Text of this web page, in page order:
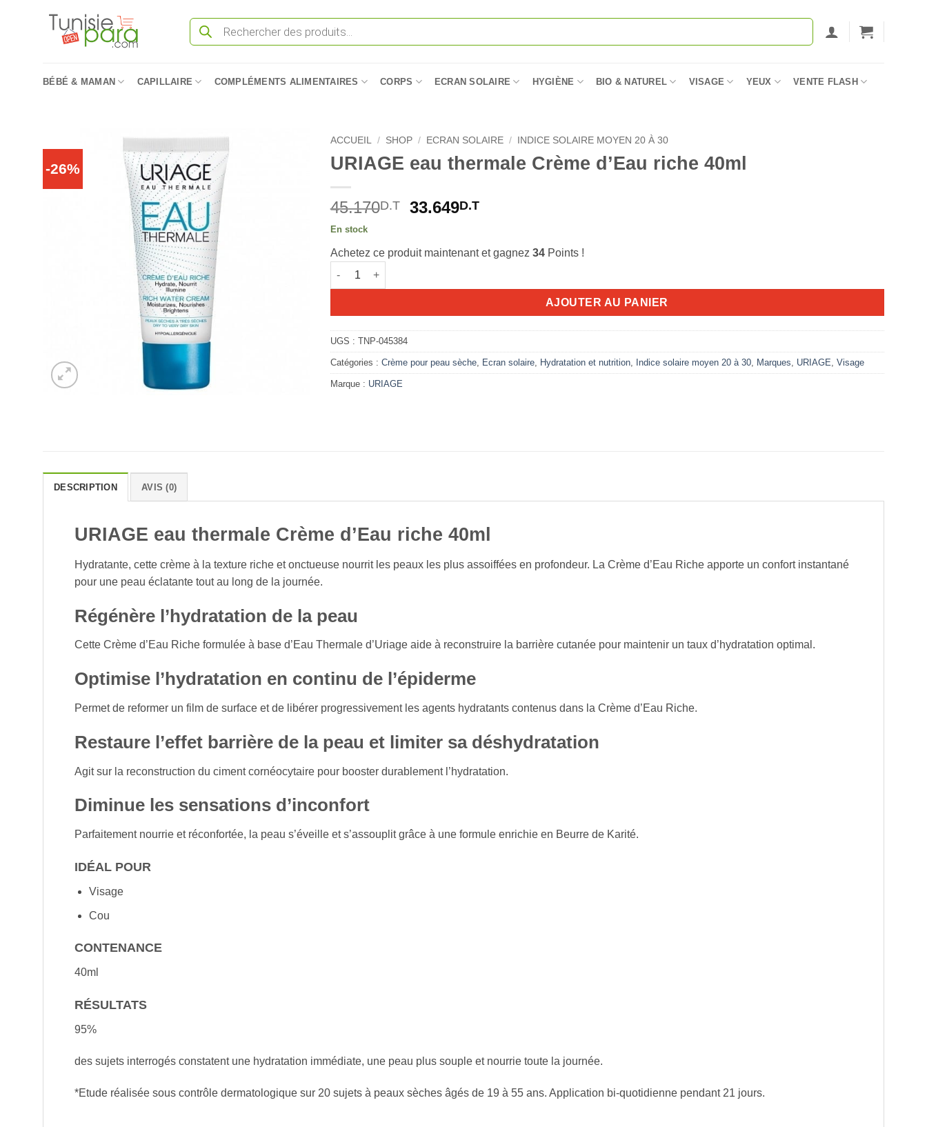
Recherche
produits
BÉBÉ & MAMAN CAPILLAIRE COMPLÉMENTS ALIMENTAIRES CORPS ECRAN SOLAIRE HYGIÈNE BIO & NATUREL VISAGE YEUX VENTE FLASH
-26%
ACCUEIL / SHOP / ECRAN SOLAIRE / INDICE SOLAIRE MOYEN 20 À 30
URIAGE eau thermale Crème d’Eau riche 40ml
45.170D.T
Le
était :
33.649D.TLe
est :
En stock
Achetez ce produit maintenant et gagnez 34Points !
quantité de URIAGE eau thermale Crème d'Eau riche 40ml
AJOUTER AU PANIER
UGS : TNP-045384
Catégories : Crème pour peau sèche, Ecran solaire, Hydratation et nutrition, Indice solaire moyen 20 à 30, Marques URIAGE Visage
Marque : URIAGE
DESCRIPTION AVIS (0)
URIAGE eau thermale Crème d’Eau riche 40ml
Hydratante, cette crème à la texture riche et onctueuse nourrit les peaux les plus assoiffées en profondeur. La Crème d’Eau Riche apporte un confort instantané
pour une peau éclatante tout au long de la journée.
Régénère l’hydratation de la peau
Cette Crème d’Eau Riche formulée à base d’Eau Thermale d’Uriage aide à reconstruire la barrière cutanée pour maintenir un taux d’hydratation optimal.
Optimise l’hydratation en continu de l’épiderme
Permet de reformer un film de surface et de libérer progressivement les agents hydratants contenus dans la Crème d’Eau Riche.
Restaure l’effet barrière de la peau et limiter sa déshydratation
Agit sur la reconstruction du ciment cornéocytaire pour booster durablement l’hydratation.
Diminue les sensations d’inconfort
Parfaitement nourrie et réconfortée, la peau s’éveille et s’assouplit grâce à une formule enrichie en Beurre de Karité.
IDÉAL POUR
Visage
Cou
CONTENANCE
40ml
RÉSULTATS
95%
des sujets interrogés constatent une hydratation immédiate, une peau plus souple et nourrie toute la journée.
*Etude réalisée sous contrôle dermatologique sur 20 sujets à peaux sèches âgés de 19 à 55 ans. Application bi-quotidienne pendant 21 jours.